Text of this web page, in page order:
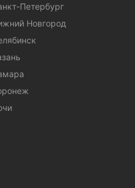
Петербург
Новгород